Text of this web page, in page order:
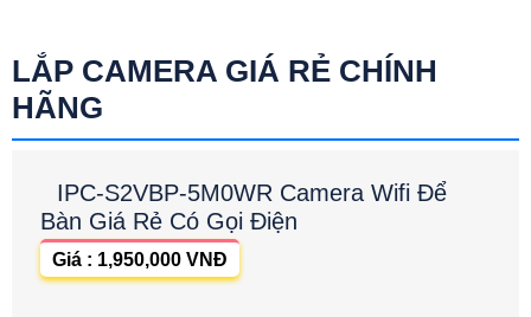
LẮP CAMERA GIÁ RẺ CHÍNH
HÃNG
IPC-S2VBP-5M0WR Camera Wifi Để
Bàn Giá Rẻ Có Gọi Điện
Giá : 1,950,000 VNĐ